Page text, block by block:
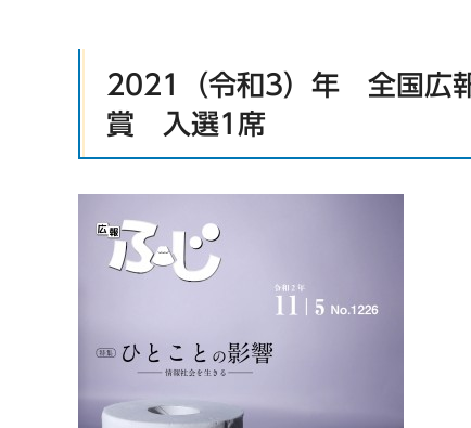
2021（令和3）年 全国広
賞 入選1席